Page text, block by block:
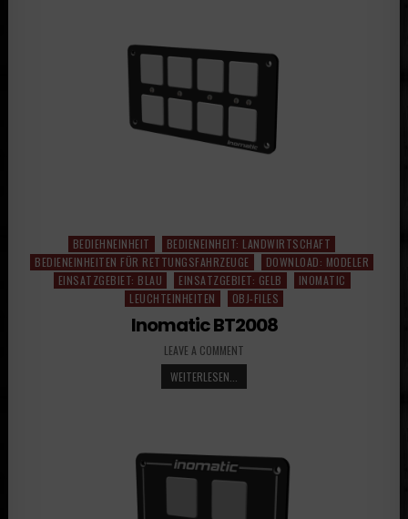
Posted
in
BEDIEHNEINHEIT
BEDIENEINHEIT: LANDWIRTSCHAFT
BEDIENEINHEITEN FÜR RETTUNGSFAHRZEUGE
DOWNLOAD: MODELER
EINSATZGEBIET: BLAU
EINSATZGEBIET: GELB
INOMATIC
LEUCHTEINHEITEN
OBJ-FILES
Inomatic BT2008
LEAVE A COMMENT
WEITERLESEN...